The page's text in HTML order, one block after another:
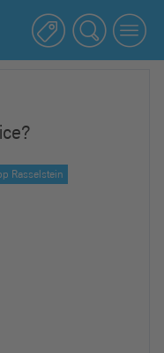
Rasselstein